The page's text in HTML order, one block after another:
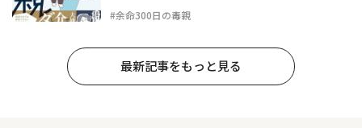
#余命300日の毒親
最新記事をもっと見る